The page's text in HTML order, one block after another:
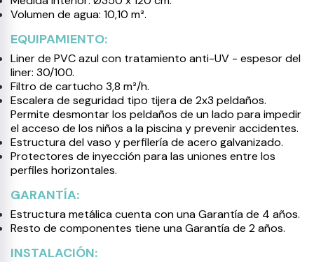
Volumen de agua: 10,10 m³.
EQUIPAMIENTO:
Liner de PVC azul con tratamiento anti-UV - espesor del
liner: 30/100.
Filtro de cartucho 3,8 m³/h.
Escalera de seguridad tipo tijera de 2x3 peldaños.
Permite desmontar los peldaños de un lado para impedir
el acceso de los niños a la piscina y prevenir accidentes.
Estructura del vaso y perfilería de acero galvanizado.
Protectores de inyección para las uniones entre los
perfiles horizontales.
GARANTÍA:
Estructura metálica cuenta con una Garantía de 4 años.
Resto de componentes tiene una Garantía de 2 años.
INSTALACIÓN: